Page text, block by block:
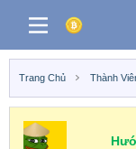
Trang Chủ Thành